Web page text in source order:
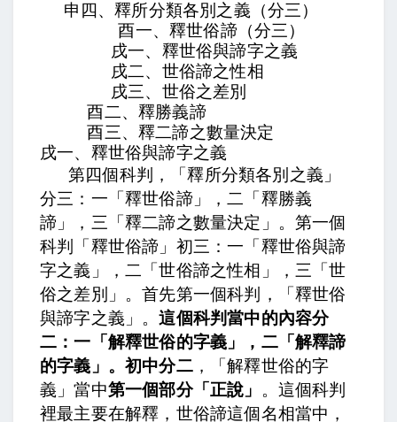
申四、釋所分類各別之義（分三）
酉一、釋世俗諦（分三）
戌一、釋世俗與諦字之義
戌二、世俗諦之性相
戌三、世俗之差別
酉二、釋勝義諦
酉三、釋二諦之數量決定
戌一、釋世俗與諦字之義
第四個科判，「釋所分類各別之義」
分三：一「釋世俗諦」，二「釋勝義
諦」，三「釋二諦之數量決定」。第一個
科判「釋世俗諦」初三：一「釋世俗與諦
字之義」，二「世俗諦之性相」，三「世
俗之差別」。首先第一個科判，「釋世俗
與諦字之義」。這個科判當中的內容分
二：一「解釋世俗的字義」，二「解釋諦
的字義」。初中分二，「解釋世俗的字
義」當中第一個部分「正說」
。這個科判
裡最主要在解釋，世俗諦這個名相當中，